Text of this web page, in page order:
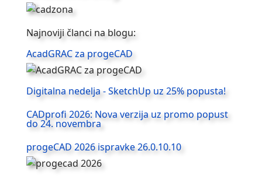
Najnoviji članci na blogu:
AcadGRAC za progeCAD
Digitalna nedelja - SketchUp uz 25% popusta!
CADprofi 2026: Nova verzija uz promo popust
do 24. novembra
progeCAD 2026 ispravke 26.0.10.10